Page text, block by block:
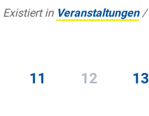
Existiert in Veranstaltungen /
11 12 13